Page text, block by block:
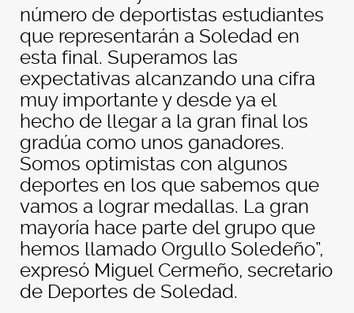
número de deportistas estudiantes
que representarán a Soledad en
esta final. Superamos las
expectativas alcanzando una cifra
muy importante y desde ya el
hecho de llegar a la gran final los
gradúa como unos ganadores.
Somos optimistas con algunos
deportes en los que sabemos que
vamos a lograr medallas. La gran
mayoría hace parte del grupo que
hemos llamado Orgullo Soledeño”,
expresó Miguel Cermeño, secretario
de Deportes de Soledad.